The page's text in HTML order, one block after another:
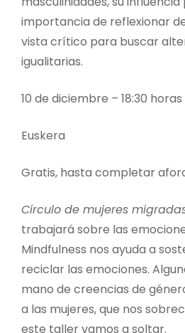
importancia de reflexionar
vista crítico para buscar
igualitarias.
10 de diciembre – 18:30 horas
Euskera
Gratis, hasta completar
Círculo de mujeres
trabajará sobre las
Mindfulness nos ayuda a
reciclar las emociones.
mano de creencias de
a las mujeres, que nos
este taller vamos a soltar.